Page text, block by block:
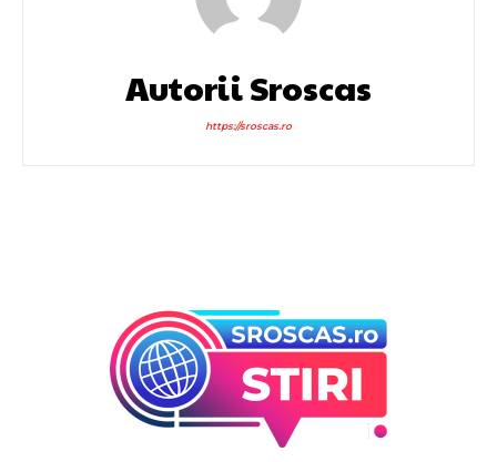
Autorii Sroscas
https://sroscas.ro